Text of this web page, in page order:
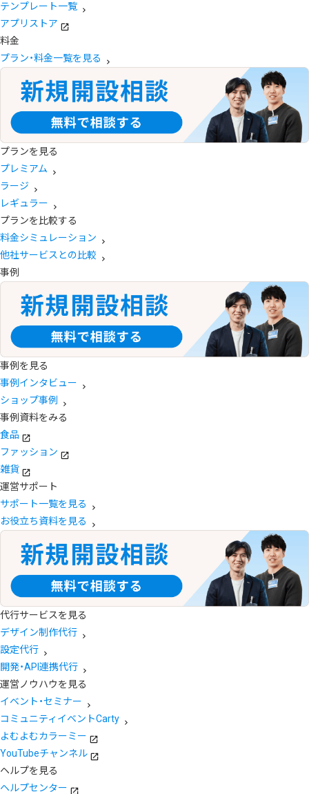
テンプレート一覧
アプリストア
料金
プラン・料金一覧を見る
プランを見る
プレミアム
ラージ
レギュラー
プランを比較する
料金シミュレーション
他社サービスとの比較
事例
事例を見る
事例インタビュー
ショップ事例
事例資料をみる
食品
ファッション
雑貨
運営サポート
サポート一覧を見る
お役立ち資料を見る
代行サービスを見る
デザイン制作代行
設定代行
開発・API連携代行
運営ノウハウを見る
イベント・セミナー
コミュニティイベントCarty
よむよむカラーミー
YouTubeチャンネル
ヘルプを見る
ヘルプセンター